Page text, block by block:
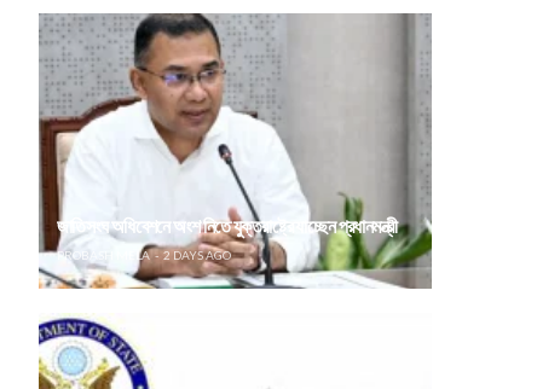
জাতিসংঘ অধিবেশনে অংশ নিতে যুক্তরাষ্ট্রে যাচ্ছেন প্রধানমন্ত্রী
PROBASH MELA 2 DAYS AGO